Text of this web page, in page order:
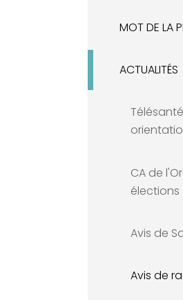
MOT DE LA
ACTUALITÉS
CA de
élections
Avis de
Avis de